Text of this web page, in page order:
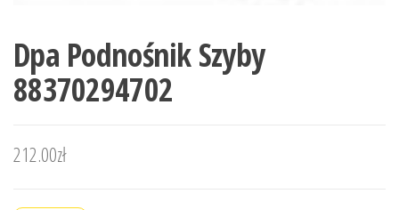
Dpa Podnośnik Szyby
88370294702
212.00zł